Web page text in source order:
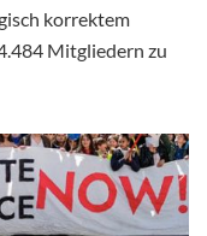
korrektem
Mitgliedern zu